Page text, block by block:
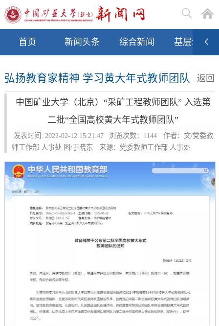
首页 新闻头条 综合新闻 基层动态
弘扬教育家精神 学习黄大年式教师团队 返回
中国矿业大学（北京）“采矿工程教师团队” 入选第
二批“全国高校黄大年式教师团队”
发表时间: 2022-02-12 15:21:47 浏览次数： 1144
作者：文/党委教
师工作部 人事处 图/于晓东
来源：党委教师工作部 人事处